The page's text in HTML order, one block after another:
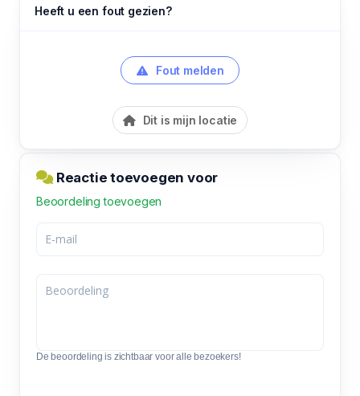
Heeft u een fout gezien?
Fout melden
Dit is mijn locatie
Reactie toevoegen voor
Beoordeling toevoegen
De beoordeling is zichtbaar voor alle bezoekers!